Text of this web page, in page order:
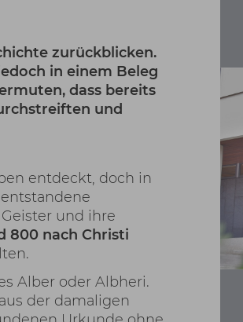
zurückblicken.
in einem Beleg
dass bereits
und
entdeckt, doch in
und ihre
800 nach Christi
Alber oder Albheri.
der damaligen